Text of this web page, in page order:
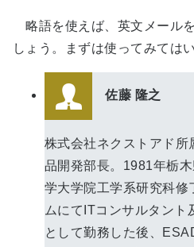
略語を使えば、英文メール
しょう。まずは使ってみては
佐藤 隆之
株式会社ネクストアド
品開発部長。1981年栃
学大学院工学系研究科修
ムにてITコンサルタント
として勤務した後、